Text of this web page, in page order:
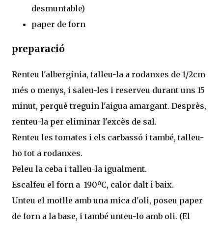
desmuntable)
paper de forn
preparació
Renteu l'albergínia, talleu-la a rodanxes de 1/2cm
més o menys, i saleu-les i reserveu durant uns 15
minut, perquè treguin l'aigua amargant. Desprès,
renteu-la per eliminar l'excès de sal.
Renteu les tomates i els carbassó i també, talleu-
ho tot a rodanxes.
Peleu la ceba i talleu-la igualment.
Escalfeu el forn a 190ºC, calor dalt i baix.
Unteu el motlle amb una mica d'oli, poseu paper
de forn a la base, i també unteu-lo amb oli. (El